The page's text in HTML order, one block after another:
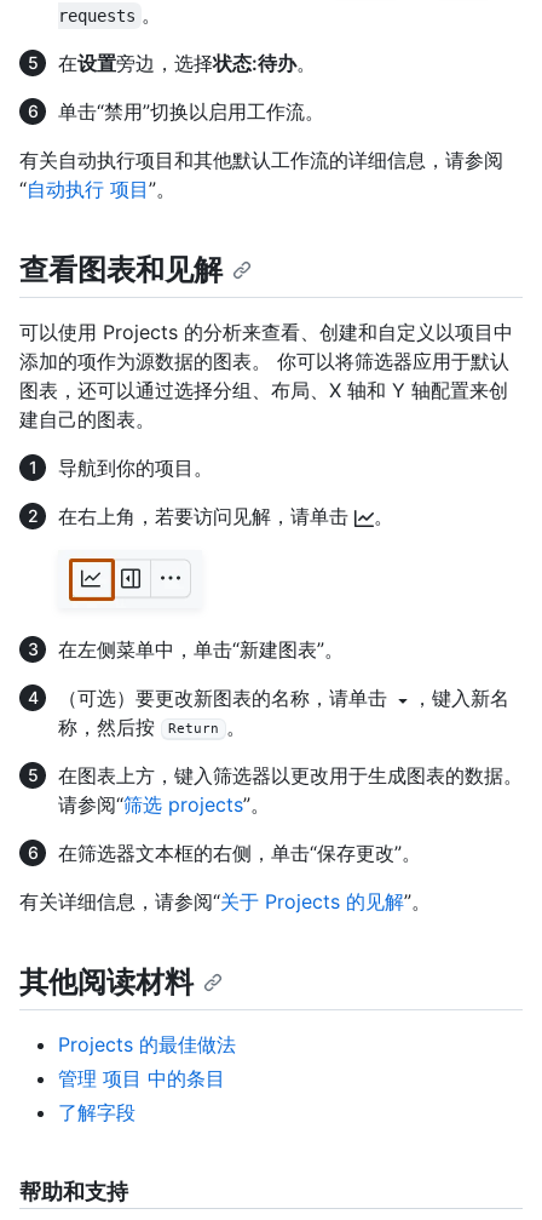
requests 。
在设置旁边，选择状态:待办。
单击“禁用”切换以启用工作流。
有关自动执行项目和其他默认工作流的详细信息，请参阅
“自动执行 项目”。
查看图表和见解
可以使用 Projects 的分析来查看、创建和自定义以项目中
添加的项作为源数据的图表。 你可以将筛选器应用于默认
图表，还可以通过选择分组、布局、X 轴和 Y 轴配置来创
建自己的图表。
导航到你的项目。
在右上角，若要访问见解，请单击
。
在左侧菜单中，单击“新建图表”。
（可选）要更改新图表的名称，请单击
，键入新名
称，然后按
Return
。
在图表上方，键入筛选器以更改用于生成图表的数据。
请参阅“筛选 projects”。
在筛选器文本框的右侧，单击“保存更改”。
有关详细信息，请参阅“关于 Projects 的见解”。
其他阅读材料
Projects 的最佳做法
管理 项目 中的条目
了解字段
帮助和支持